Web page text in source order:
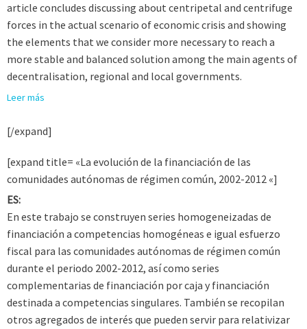
article concludes discussing about centripetal and centrifuge
forces in the actual scenario of economic crisis and showing
the elements that we consider more necessary to reach a
more stable and balanced solution among the main agents of
decentralisation, regional and local governments.
Leer más
[/expand]
[expand title= «La evolución de la financiación de las
comunidades autónomas de régimen común, 2002-2012 «]
ES:
En este trabajo se construyen series homogeneizadas de
financiación a competencias homogéneas e igual esfuerzo
fiscal para las comunidades autónomas de régimen común
durante el periodo 2002-2012, así como series
complementarias de financiación por caja y financiación
destinada a competencias singulares. También se recopilan
otros agregados de interés que pueden servir para relativizar